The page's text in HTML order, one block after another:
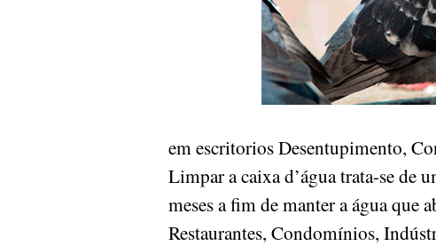
em escritorios Desentupimento,
Limpar a caixa d’água trata-se de
meses a fim de manter a água que
Restaurantes, Condomínios,